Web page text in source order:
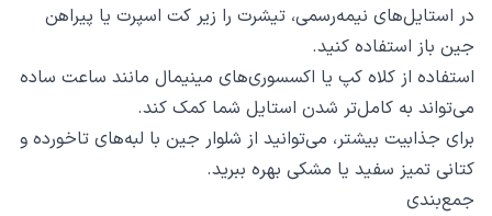
در استایل‌های نیمه‌رسمی، تیشرت را زیر کت اسپرت یا پیراهن
جین باز استفاده کنید.
استفاده از کلاه کپ یا اکسسوری‌های مینیمال مانند ساعت ساده
می‌تواند به کامل‌تر شدن استایل شما کمک کند.
برای جذابیت بیشتر، می‌توانید از شلوار جین با لبه‌های تاخورده و
کتانی تمیز سفید یا مشکی بهره ببرید.
جمع‌بندی